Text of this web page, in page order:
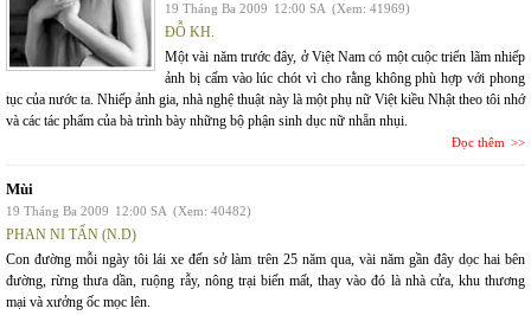
19 Tháng Ba 2009 12:00 SA (Xem: 41969)
ĐỖ KH.
Một vài năm trước đây, ở Việt Nam có một cuộc triển lãm nhiếp
ảnh bị cấm vào lúc chót vì cho rằng không phù hợp với phong
tục của nước ta. Nhiếp ảnh gia, nhà nghệ thuật này là một phụ nữ Việt kiều Nhật theo tôi nhớ
và các tác phẩm của bà trình bày những bộ phận sinh dục nữ nhẵn nhụi.
Đọc thêm
Mùi
19 Tháng Ba 2009 12:00 SA (Xem: 40482)
PHAN NI TẤN (N.D)
Con đường mỗi ngày tôi lái xe đến sở làm trên 25 năm qua, vài năm gần đây dọc hai bên
đường, rừng thưa dần, ruộng rẫy, nông trại biến mất, thay vào đó là nhà cửa, khu thương
mại và xưởng ốc mọc lên.